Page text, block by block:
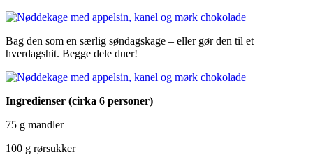
Bag den som en særlig søndagskage – eller gør den til et
hverdagshit. Begge dele duer!
Ingredienser (cirka 6 personer)
75 g mandler
100 g rørsukker